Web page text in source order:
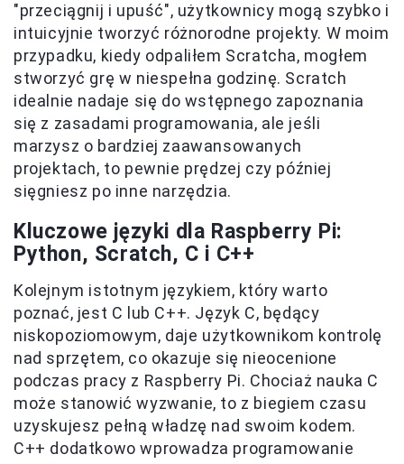
"przeciągnij i upuść", użytkownicy mogą szybko i
intuicyjnie tworzyć różnorodne projekty. W moim
przypadku, kiedy odpaliłem Scratcha, mogłem
stworzyć grę w niespełna godzinę. Scratch
idealnie nadaje się do wstępnego zapoznania
się z zasadami programowania, ale jeśli
marzysz o bardziej zaawansowanych
projektach, to pewnie prędzej czy później
sięgniesz po inne narzędzia.
Kluczowe języki dla Raspberry Pi:
Python, Scratch, C i C++
Kolejnym istotnym językiem, który warto
poznać, jest C lub C++. Język C, będący
niskopoziomowym, daje użytkownikom kontrolę
nad sprzętem, co okazuje się nieocenione
podczas pracy z Raspberry Pi. Chociaż nauka C
może stanowić wyzwanie, to z biegiem czasu
uzyskujesz pełną władzę nad swoim kodem.
C++ dodatkowo wprowadza programowanie